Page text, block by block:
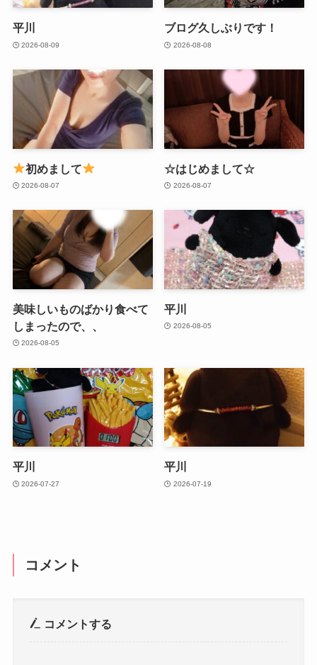
平川
2026-08-09
ブログ久しぶりです！
2026-08-08
初めまして
2026-08-07
☆はじめまして☆
2026-08-07
美味しいものばかり食べて
しまったので、、
2026-08-05
平川
2026-08-05
平川
2026-07-27
平川
2026-07-19
コメント
コメントする